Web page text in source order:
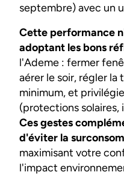
septembre) avec un
Cette performance
adoptant les bons
l'Ademe : fermer
aérer le soir, régler la
minimum, et
(protections solaires,
Ces gestes
d'éviter la
maximisant votre
l'impact